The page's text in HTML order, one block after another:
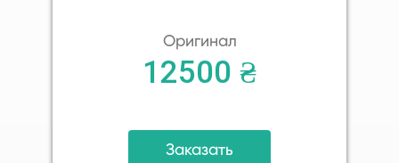
Оригинал
12500 ₴
Заказать